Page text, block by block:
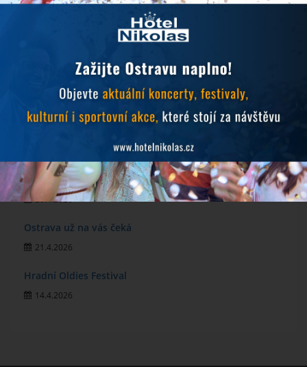
NOVINKY
Objevujte Ostravu během svého pobytu
10.6.2026
Zlatá tretra 2026
28.4.2026
Ostrava už na vás čeká
21.4.2026
Hradní Oldies Festival
14.4.2026